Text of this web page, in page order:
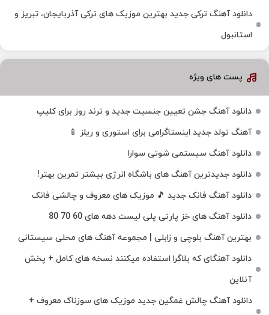
دانلود آهنگ ترکی جدید بهترین موزیک‌ های ترکی آذربایجان، تبریز و
استانبول
پست های ویژه
دانلود آهنگ جشن تعیین جنسیت جدید و ترند روز برای کلیپ
آهنگ تولد جدید اینستاگرامی برای استوری و ریلز 📱
دانلود آهنگ سیستمی شوتی سوارا
دانلود جدیدترین آهنگ‌ های باشگاه انرژی بیشتر تمرین بهتر!
دانلود آهنگ فانک جدید 🎵 موزیک‌ های معروف و چالشی فانک
دانلود آهنگ های خز پارتی پلی لیست دهه های 60 70 80
بهترین آهنگ بلوچی و زابلی | مجموعه آهنگ‌ های محلی سیستانی
دانلود آهنگای که بلاگرا استفاده میکنند نسخه های کامل + پخش
آنلاین
دانلود آهنگ چالش غمگین جدید موزیک های سوزناک معروف +